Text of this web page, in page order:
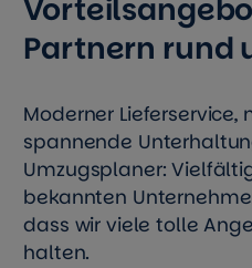
Partnern rund
Moderner
spannende
Umzugsplaner:
bekannten
dass wir viele tolle
halten.